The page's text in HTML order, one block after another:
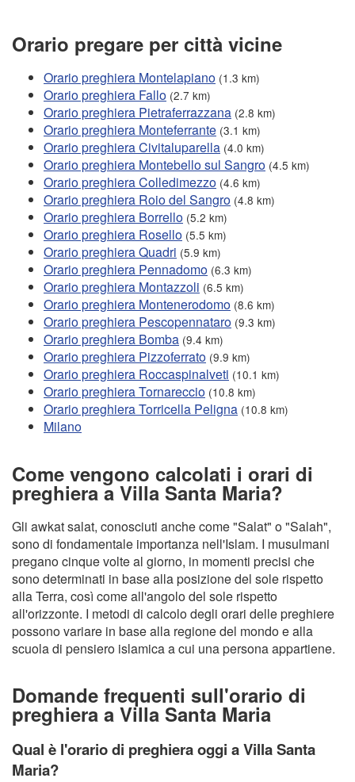
Orario pregare per città vicine
Orario preghiera Montelapiano (1.3 km)
Orario preghiera Fallo (2.7 km)
Orario preghiera Pietraferrazzana (2.8 km)
Orario preghiera Monteferrante (3.1 km)
Orario preghiera Civitaluparella (4.0 km)
Orario preghiera Montebello sul Sangro (4.5 km)
Orario preghiera Colledimezzo (4.6 km)
Orario preghiera Roio del Sangro (4.8 km)
Orario preghiera Borrello (5.2 km)
Orario preghiera Rosello (5.5 km)
Orario preghiera Quadri (5.9 km)
Orario preghiera Pennadomo (6.3 km)
Orario preghiera Montazzoli (6.5 km)
Orario preghiera Montenerodomo (8.6 km)
Orario preghiera Pescopennataro (9.3 km)
Orario preghiera Bomba (9.4 km)
Orario preghiera Pizzoferrato (9.9 km)
Orario preghiera Roccaspinalveti (10.1 km)
Orario preghiera Tornareccio (10.8 km)
Orario preghiera Torricella Peligna (10.8 km)
Milano
Come vengono calcolati i orari di
preghiera a Villa Santa Maria?
Gli awkat salat, conosciuti anche come "Salat" o "Salah",
sono di fondamentale importanza nell'Islam. I musulmani
pregano cinque volte al giorno, in momenti precisi che
sono determinati in base alla posizione del sole rispetto
alla Terra, così come all'angolo del sole rispetto
all'orizzonte. I metodi di calcolo degli orari delle preghiere
possono variare in base alla regione del mondo e alla
scuola di pensiero islamica a cui una persona appartiene.
Domande frequenti sull'orario di
preghiera a Villa Santa Maria
Qual è l'orario di preghiera oggi a Villa Santa
Maria?